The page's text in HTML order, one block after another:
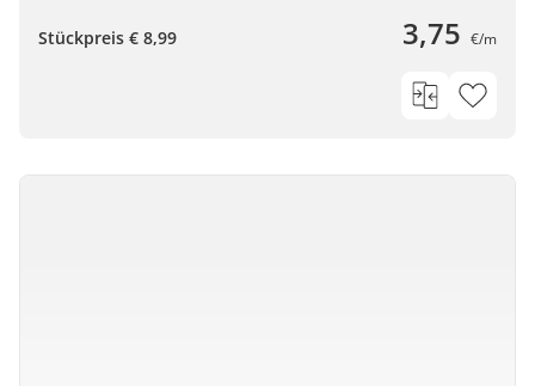
Stückpreis € 8,99 3,75 €/m